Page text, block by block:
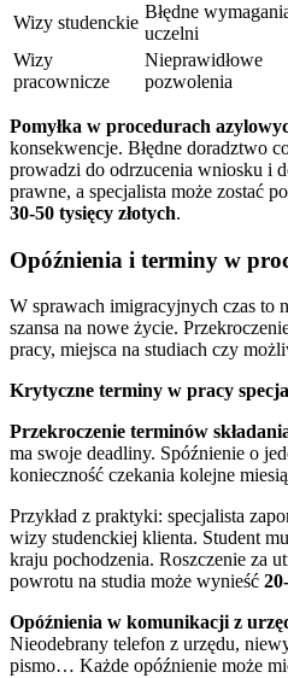
Wizy studenckie
Błędne
uczelni
Wizy
pracownicze
Nieprawidłowe
pozwolenia
Pomyłka w procedurach
konsekwencje. Błędne doradztwo
prowadzi do odrzucenia wniosku i
prawne, a specjalista może zostać
30-50 tysięcy złotych.
Opóźnienia i terminy w
W sprawach imigracyjnych czas to
szansa na nowe życie.
pracy, miejsca na studiach czy
Krytyczne terminy w pracy
Przekroczenie terminów
ma swoje deadliny. Spóźnienie o
konieczność czekania kolejne
Przykład z praktyki: specjalista
wizy studenckiej klienta. Student
kraju pochodzenia. Roszczenie za
powrotu na studia może wynieść
Opóźnienia w komunikacji z
Nieodebrany telefon z urzędu,
pismo… Każde opóźnienie może